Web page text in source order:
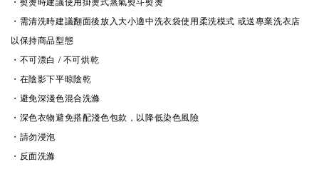
・ 需清洗時建議翻面後放入大小適中洗衣袋使用柔洗模式 或送專業洗衣店
以保持商品型態
・不可漂白 / 不可烘乾
・在陰影下平晾陰乾
・避免深淺色混合洗滌
・深色衣物避免搭配淺色包款，以降低染色風險
・請勿浸泡
・反面洗滌